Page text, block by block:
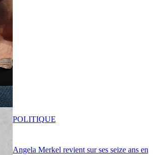
Angela Merkel revient sur ses seize ans en
POLITIQUE